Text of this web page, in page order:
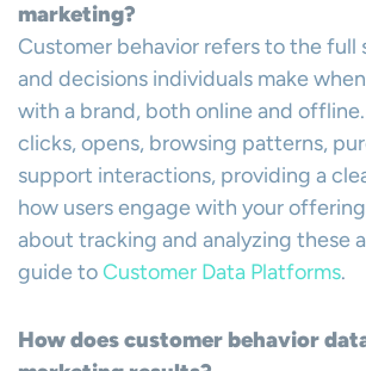
marketing?
Customer behavior refers to the full
and decisions individuals make
with a brand, both online and
clicks, opens, browsing patterns,
support interactions, providing a
how users engage with your
about tracking and analyzing these
guide toCustomer Data Platforms.
How does customer behavior